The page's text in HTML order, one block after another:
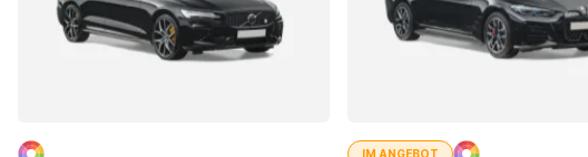
IM ANGEBOT